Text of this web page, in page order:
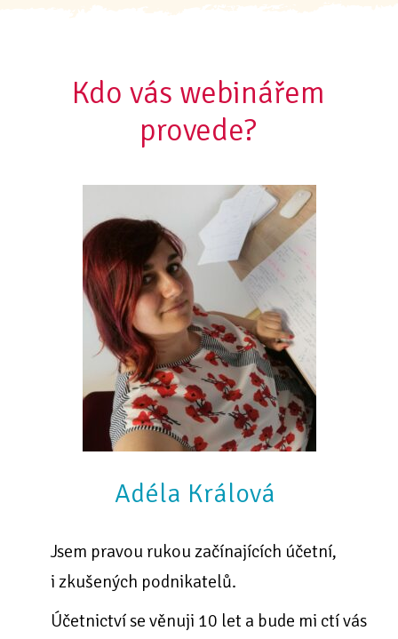
Kdo vás webinářem
provede?
Adéla Králová
Jsem pravou rukou začínajících účetní,
i zkušených podnikatelů.
Účetnictví se věnuji 10 let a bude mi ctí vás